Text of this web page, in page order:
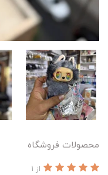
محصولات فروشگاه
از 1